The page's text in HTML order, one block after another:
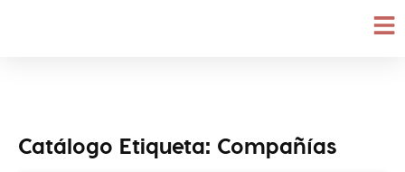
Catálogo Etiqueta: Compañías